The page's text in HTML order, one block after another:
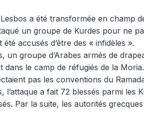
Lesbos a été transformée en champ
un groupe de Kurdes pour ne
été accusés d’être des « infidèles ».
un groupe d’Arabes armés de
dans le camp de réfugiés de la
pas les conventions du
l’attaque a fait 72 blessés parmi les
Par la suite, les autorités